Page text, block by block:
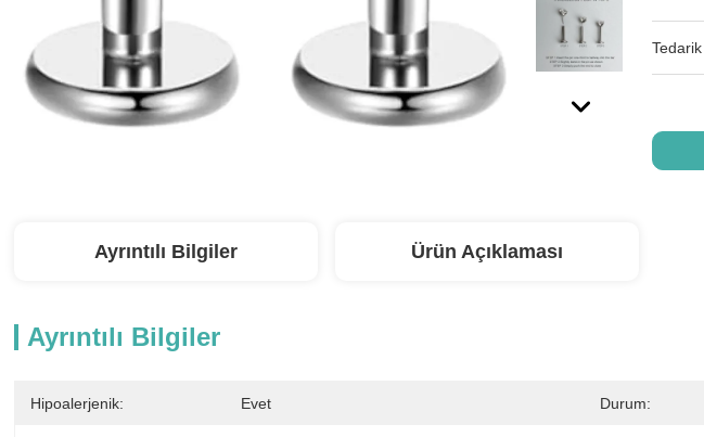
Ayrıntılı Bilgiler Ürün Açıklaması
Ayrıntılı Bilgiler
Hipoalerjenik: Evet Durum: